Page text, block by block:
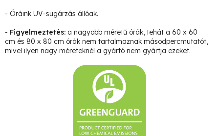
- Óráink UV-sugárzás állóak.
- Figyelmeztetés: a nagyobb méretű órák, tehát a 60 x 60
cm és 80 x 80 cm órák nem tartalmaznak másodpercmutatót,
mivel ilyen nagy méreteknél a gyártó nem gyártja ezeket.